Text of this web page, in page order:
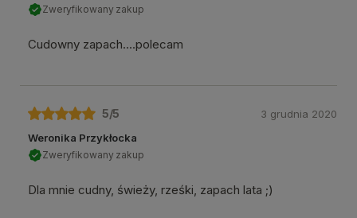
Zweryfikowany zakup
Cudowny zapach....polecam
5/5
Weronika Przykłocka
Zweryfikowany zakup
Dla mnie cudny, świeży, rześki, zapach lata ;)
3 grudnia 2020